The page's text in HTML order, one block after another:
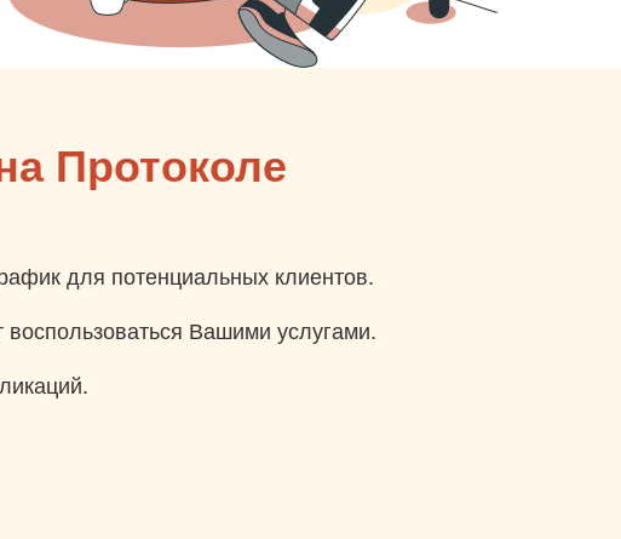
Протоколе
для потенциальных клиентов.
Вашими услугами.